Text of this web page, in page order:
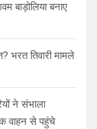
बाड़ोलिया बनाए
भरत तिवारी मामले
ने संभाला
वाहन से पहुंचे